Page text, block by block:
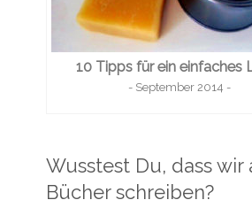
10 Tipps für ein einfaches
- September 2014 -
Wusstest Du, dass wir
Bücher schreiben?